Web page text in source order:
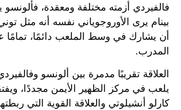
فالفيردي أزمته مختلفة ومعقدة، فألونسو
بينام يرى الأوروجوياني نفسه أنه مثل
أن يشارك في وسط الملعب دائمًا،
المدرب.
العلاقة تقريبًا مدمرة بين ألونسو
يلعب في مركز الظهير الأيمن مجددًا،
كارلو أنشيلوتي والعلاقة القوية التي